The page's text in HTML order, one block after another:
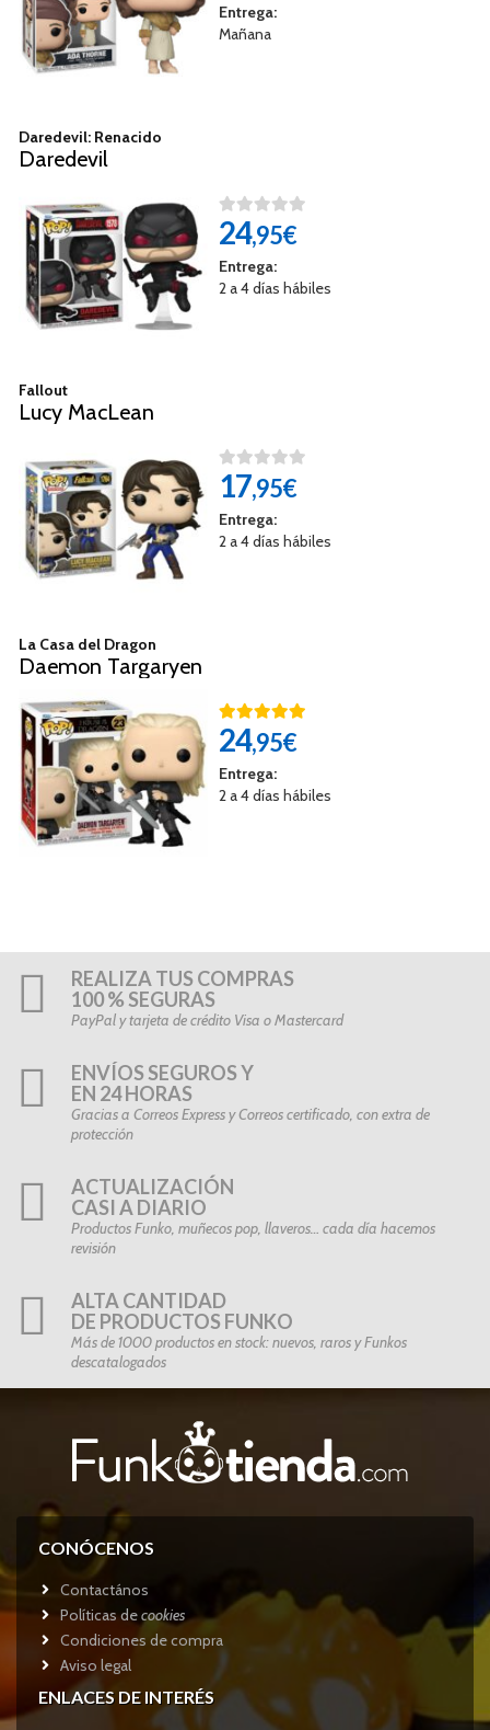
Entrega:
Mañana
Daredevil: Renacido
Daredevil
24,95€
Entrega:
2 a 4 días hábiles
Fallout
Lucy MacLean
17,95€
Entrega:
2 a 4 días hábiles
La Casa del Dragon
Daemon Targaryen
24,95€
Entrega:
2 a 4 días hábiles
REALIZA TUS COMPRAS
100 % SEGURAS
PayPal y tarjeta de crédito Visa o Mastercard
ENVÍOS SEGUROS Y
EN 24 HORAS
Gracias a Correos Express y Correos certificado, con extra de
protección
ACTUALIZACIÓN
CASI A DIARIO
Productos Funko, muñecos pop, llaveros… cada día hacemos
revisión
ALTA CANTIDAD
DE PRODUCTOS FUNKO
Más de 1000 productos en stock: nuevos, raros y Funkos
descatalogados
CONÓCENOS
Contactános
Políticas decookies
Condiciones de compra
Aviso legal
ENLACES DE INTERÉS